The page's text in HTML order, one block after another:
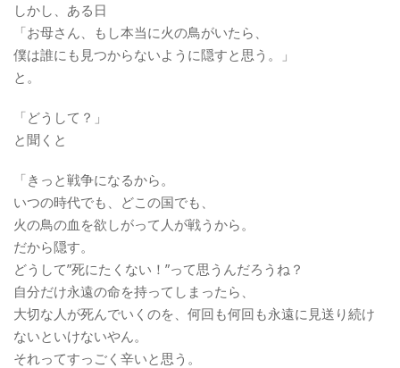
しかし、ある日
「お母さん、もし本当に火の鳥がいたら、
僕は誰にも見つからないように隠すと思う。」
と。
「どうして？」
と聞くと
「きっと戦争になるから。
いつの時代でも、どこの国でも、
火の鳥の血を欲しがって人が戦うから。
だから隠す。
どうして”死にたくない！”って思うんだろうね？
自分だけ永遠の命を持ってしまったら、
大切な人が死んでいくのを、何回も何回も永遠に見送り続け
ないといけないやん。
それってすっごく辛いと思う。